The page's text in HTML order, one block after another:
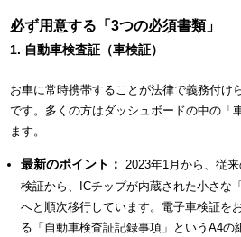
必ず用意する「3つの必須書類」
1. 自動車検査証（車検証）
お車に常時携帯することが法律で義務付け
です。多くの方はダッシュボードの中の「
ます。
最新のポイント： 2023年1月から、従
検証から、ICチップが内蔵された小さな
へと順次移行しています。電子車検証を
る「自動車検査証記録事項」というA4の